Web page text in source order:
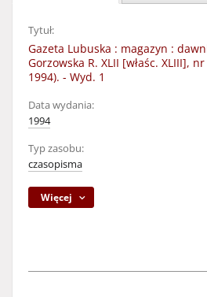
Tytuł:
Gazeta Lubuska : magazyn :
Gorzowska R. XLII [właśc. XLIII],
1994). - Wyd. 1
Data wydania:
1994
Typ zasobu:
czasopisma
Więcej